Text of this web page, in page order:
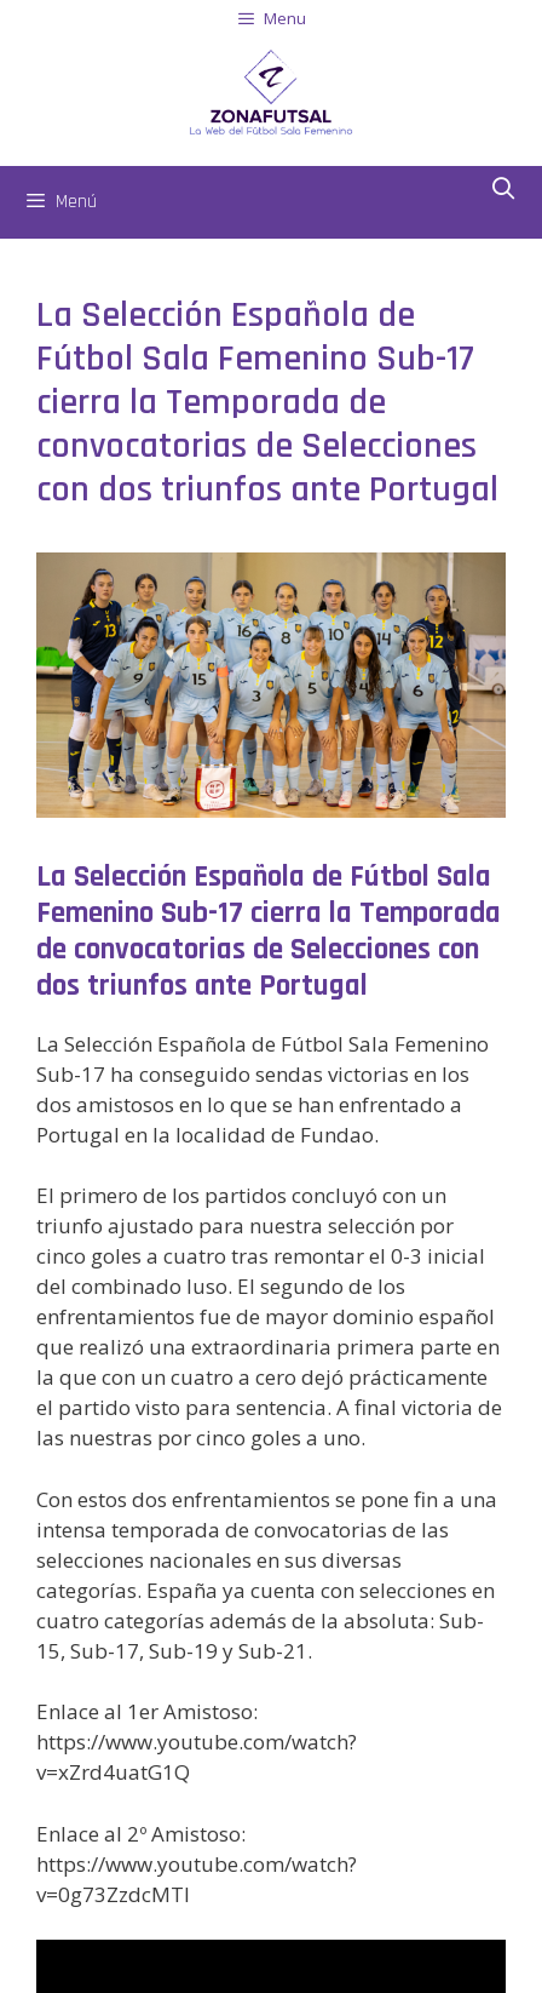
Menu
Menú
La Selección Española de
Fútbol Sala Femenino Sub-17
cierra la Temporada de
convocatorias de Selecciones
con dos triunfos ante Portugal
La Selección Española de Fútbol Sala
Femenino Sub-17 cierra la Temporada
de convocatorias de Selecciones con
dos triunfos ante Portugal
La Selección Española de Fútbol Sala Femenino
Sub-17 ha conseguido sendas victorias en los
dos amistosos en lo que se han enfrentado a
Portugal en la localidad de Fundao.
El primero de los partidos concluyó con un
triunfo ajustado para nuestra selección por
cinco goles a cuatro tras remontar el 0-3 inicial
del combinado luso. El segundo de los
enfrentamientos fue de mayor dominio español
que realizó una extraordinaria primera parte en
la que con un cuatro a cero dejó prácticamente
el partido visto para sentencia. A final victoria de
las nuestras por cinco goles a uno.
Con estos dos enfrentamientos se pone fin a una
intensa temporada de convocatorias de las
selecciones nacionales en sus diversas
categorías. España ya cuenta con selecciones en
cuatro categorías además de la absoluta: Sub-
15, Sub-17, Sub-19 y Sub-21.
Enlace al 1er Amistoso:
https://www.youtube.com/watch?
v=xZrd4uatG1Q
Enlace al 2º Amistoso:
https://www.youtube.com/watch?
v=0g73ZzdcMTI